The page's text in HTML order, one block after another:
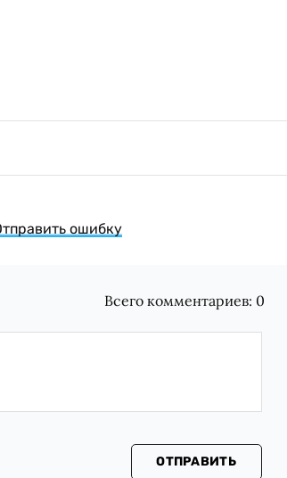
ошибку
Всего комментариев: 0
ОТПРАВИТЬ